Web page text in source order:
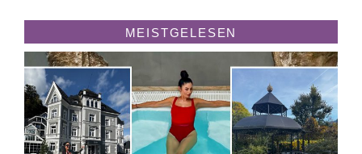
MEISTGELESEN